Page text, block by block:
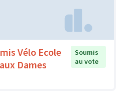
Vélo Ecole
Dames
Soumis
au vote